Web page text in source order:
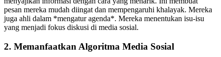
pesan mereka mudah diingat dan mempengaruhi khalayak. Mereka
juga ahli dalam *mengatur agenda*. Mereka menentukan isu-isu
yang menjadi fokus diskusi di media sosial.
2. Memanfaatkan Algoritma Media Sosial